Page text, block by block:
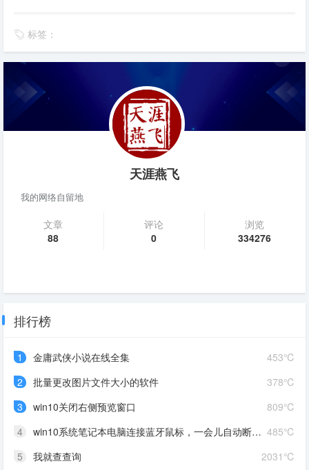
标签：
天涯燕飞
我的网络自留地
文章
88
评论
0
浏览
334276
排行榜
453℃
1
金庸武侠小说在线全集
378℃
2
批量更改图片文件大小的软件
809℃
3
win10关闭右侧预览窗口
485℃
4
win10系统笔记本电脑连接蓝牙鼠标，一会儿自动断开，又要重新连接如何解决
2031℃
5
我就查查询